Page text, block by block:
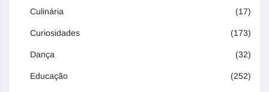
Culinária (17)
Curiosidades (173)
Dança (32)
Educação (252)